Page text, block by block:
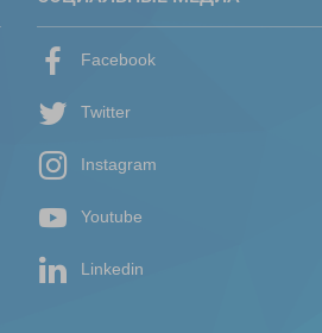
Facebook
Twitter
Instagram
Youtube
Linkedin